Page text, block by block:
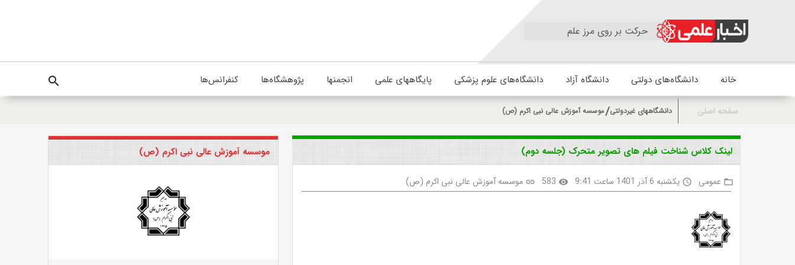
حرکت بر روی مرز علم
خانه دانشگاه‌های دولتی دانشگاه آزاد دانشگاه‌های علوم پزشکی پایگاههای علمی انجمنها پژوهشگاه‌ها کنفرانس‌ها search
صفحه اصلی دانشگاههای غیردولتی موسسه آموزش عالی نبی اکرم (ص)
لینک کلاس شناخت فیلم های تصویر متحرک (جلسه دوم)
folder_open عمومی access_time یکشنبه 6 آذر 1401 ساعت 9:41 visibility
583
link موسسه آموزش عالی نبی اکرم (ص)
موسسه آموزش عالی نبی اکرم (ص)